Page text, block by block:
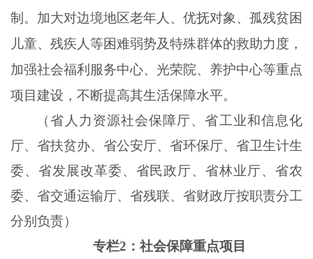
制。加大对边境地区老年人、优抚对象、孤残贫困
儿童、残疾人等困难弱势及特殊群体的救助力度，
加强社会福利服务中心、光荣院、养护中心等重点
项目建设，不断提高其生活保障水平。
（省人力资源社会保障厅、省工业和信息化
厅、省扶贫办、省公安厅、省环保厅、省卫生计生
委、省发展改革委、省民政厅、省林业厅、省农
委、省交通运输厅、省残联、省财政厅按职责分工
分别负责）
专栏2：社会保障重点项目